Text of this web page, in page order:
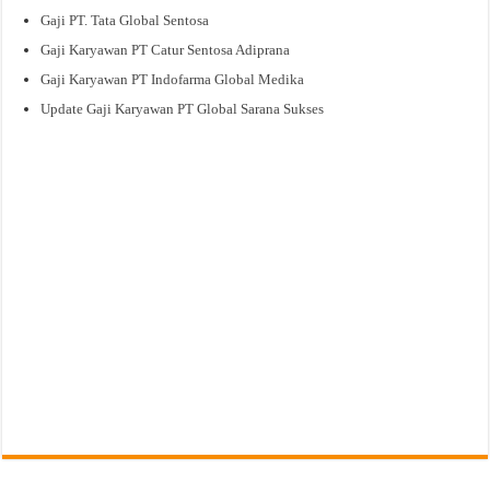
Gaji PT. Tata Global Sentosa
Gaji Karyawan PT Catur Sentosa Adiprana
Gaji Karyawan PT Indofarma Global Medika
Update Gaji Karyawan PT Global Sarana Sukses